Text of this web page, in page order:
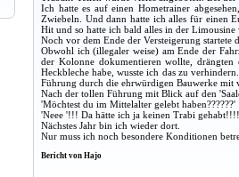
Ich hatte es auf einen Hometrainer
Zwiebeln. Und dann hatte ich alles für einen
Hit und so hatte ich bald alles in der Limousine
Noch vor dem Ende der Versteigerung startete
Obwohl ich (illegaler weise) am Ende der
der Kolonne dokumentieren wollte, drängten
Heckbleche habe, wusste ich das zu
Führung durch die ehrwürdigen Bauwerke mit
Nach der tollen Führung mit Blick auf den
'Möchtest du im Mittelalter gelebt haben??????'
'Neee '!!! Da hätte ich ja keinen Trabi
Nächstes Jahr bin ich wieder dort.
Nur muss ich noch besondere Konditionen
Bericht von Hajo